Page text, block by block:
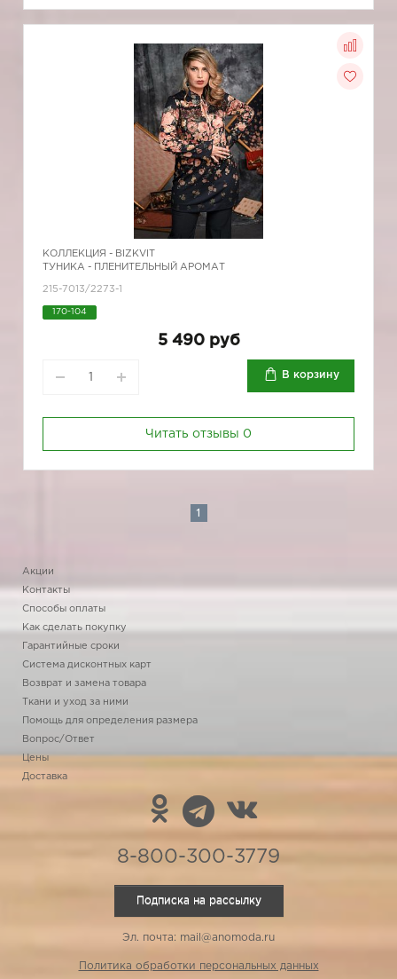
КОЛЛЕКЦИЯ - BIZKVIT
ТУНИКА - ПЛЕНИТЕЛЬНЫЙ АРОМАТ
215-7013/2273-1
170-104
5 490 руб
В корзину
Читать отзывы 0
1
Акции
Контакты
Способы оплаты
Как сделать покупку
Гарантийные сроки
Система дисконтных карт
Возврат и замена товара
Ткани и уход за ними
Помощь для определения размера
Вопрос/Ответ
Цены
Доставка
8-800-300-3779
Подписка на рассылку
Эл. почта: mail@anomoda.ru
Политика обработки персональных данных